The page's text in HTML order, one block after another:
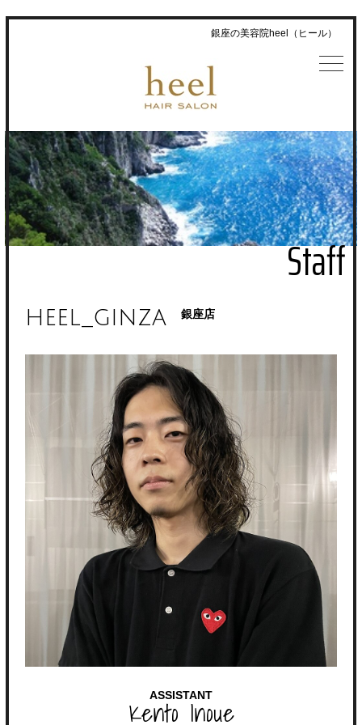
銀座の美容院heel（ヒール）
Staff
heel_ginza 銀座店
ASSISTANT
Kento Inoue